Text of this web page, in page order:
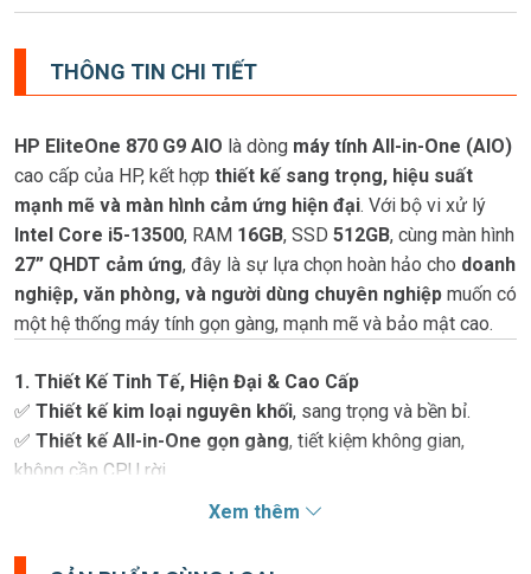
THÔNG TIN CHI TIẾT
HP EliteOne 870 G9 AIO là dòng máy tính All-in-One (AIO)
cao cấp của HP, kết hợp thiết kế sang trọng, hiệu suất
mạnh mẽ và màn hình cảm ứng hiện đại. Với bộ vi xử lý
Intel Core i5-13500, RAM 16GB, SSD 512GB, cùng màn hình
27” QHDT cảm ứng, đây là sự lựa chọn hoàn hảo cho doanh
nghiệp, văn phòng, và người dùng chuyên nghiệp muốn có
một hệ thống máy tính gọn gàng, mạnh mẽ và bảo mật cao.
1. Thiết Kế Tinh Tế, Hiện Đại & Cao Cấp
✅ Thiết kế kim loại nguyên khối, sang trọng và bền bỉ.
✅ Thiết kế All-in-One gọn gàng, tiết kiệm không gian,
không cần CPU rời.
, phù hợp với mọi không gian làm việc
✅
Xem thêm